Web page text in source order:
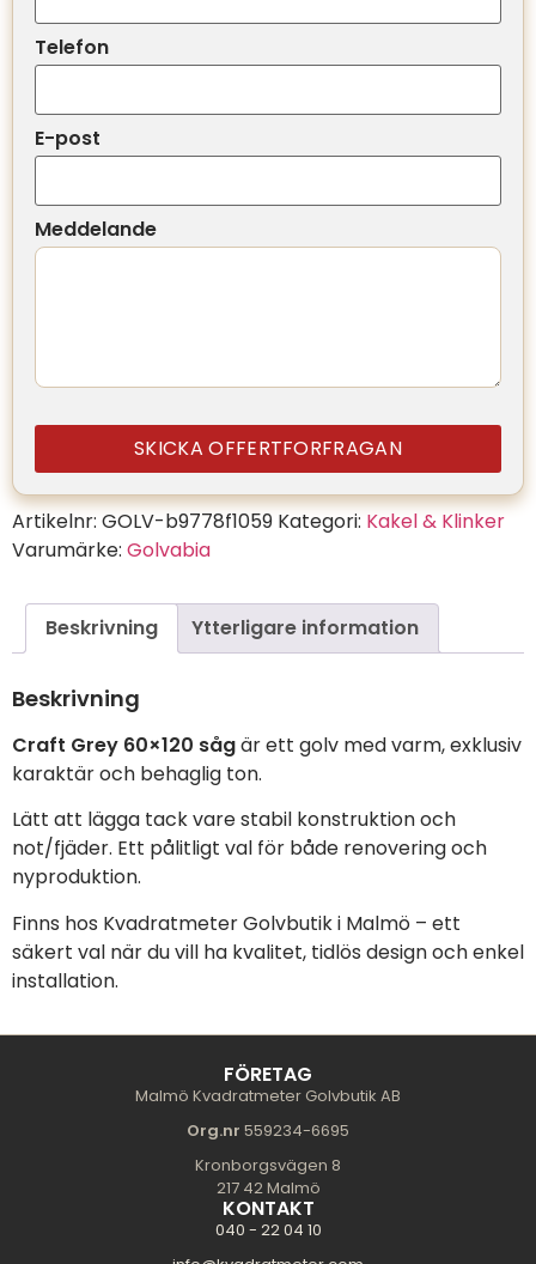
Telefon
E-post
Meddelande
SKICKA OFFERTFORFRAGAN
Artikelnr: GOLV-b9778f1059 Kategori: Kakel & Klinker
Varumärke: Golvabia
Beskrivning Ytterligare information
Beskrivning
Craft Grey 60×120 sågär ett golv med varm, exklusiv
karaktär och behaglig ton.
Lätt att lägga tack vare stabil konstruktion och
not/fjäder. Ett pålitligt val för både renovering och
nyproduktion.
Finns hos Kvadratmeter Golvbutik i Malmö – ett
säkert val när du vill ha kvalitet, tidlös design och enkel
installation.
FÖRETAG
Malmö Kvadratmeter Golvbutik AB
Org.nr 559234-6695
Kronborgsvägen 8
217 42 Malmö
KONTAKT
040 - 22 04 10